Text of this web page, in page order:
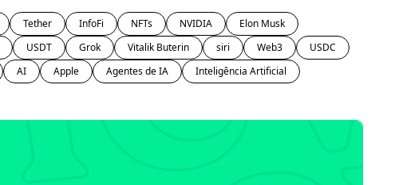
Tether InfoFi NFTs NVIDIA
Elon Musk
USDT Grok Vitalik Buterin siri Web3
USDC
AI Apple Agentes de IA
Inteligência Artificial